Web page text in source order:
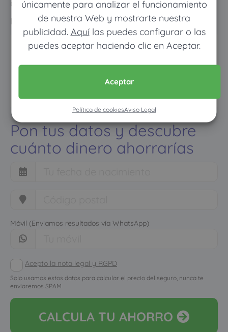
únicamente para analizar el funcionamiento
de nuestra Web y mostrarte nuestra
publicidad. Aquílas puedes configurar o las
puedes aceptar haciendo clic en Aceptar.
Aceptar
Política de cookiesAviso Legal
normal
Pon tus datos y descubre
cuánto dinero ahorrarías
Móvil (Enviamos resultados vía WhatsApp)
Acepto la nota legal y RGPD
Solo usamos estos datos para calcular el precio del seguro, nunca te
enviaremos SPAM
CALCULA TU AHORRO